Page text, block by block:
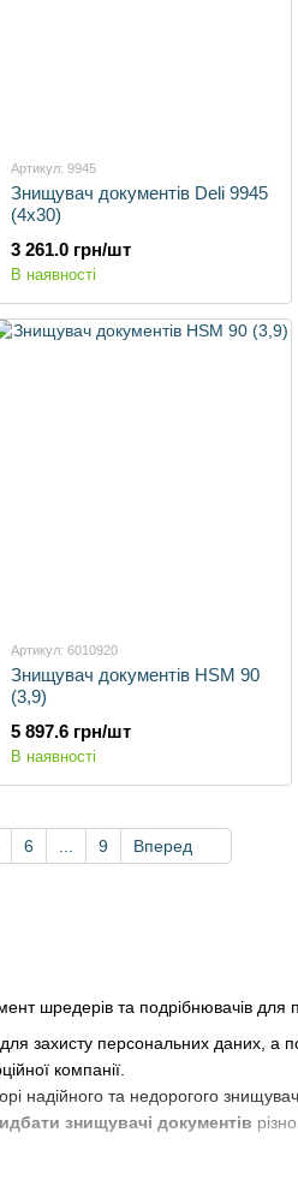
шредерів та подрібнювачів для
захисту персональних даних, а
компанії.
надійного та недорогого
знищувачі документів
Артикул: 9945
Знищувач документів Deli 9945
(4х30)
3 261.0 грн/шт
В наявності
Артикул: 6010920
Знищувач документів HSM 90
(3,9)
5 897.6 грн/шт
В наявності
6 9 Вперед